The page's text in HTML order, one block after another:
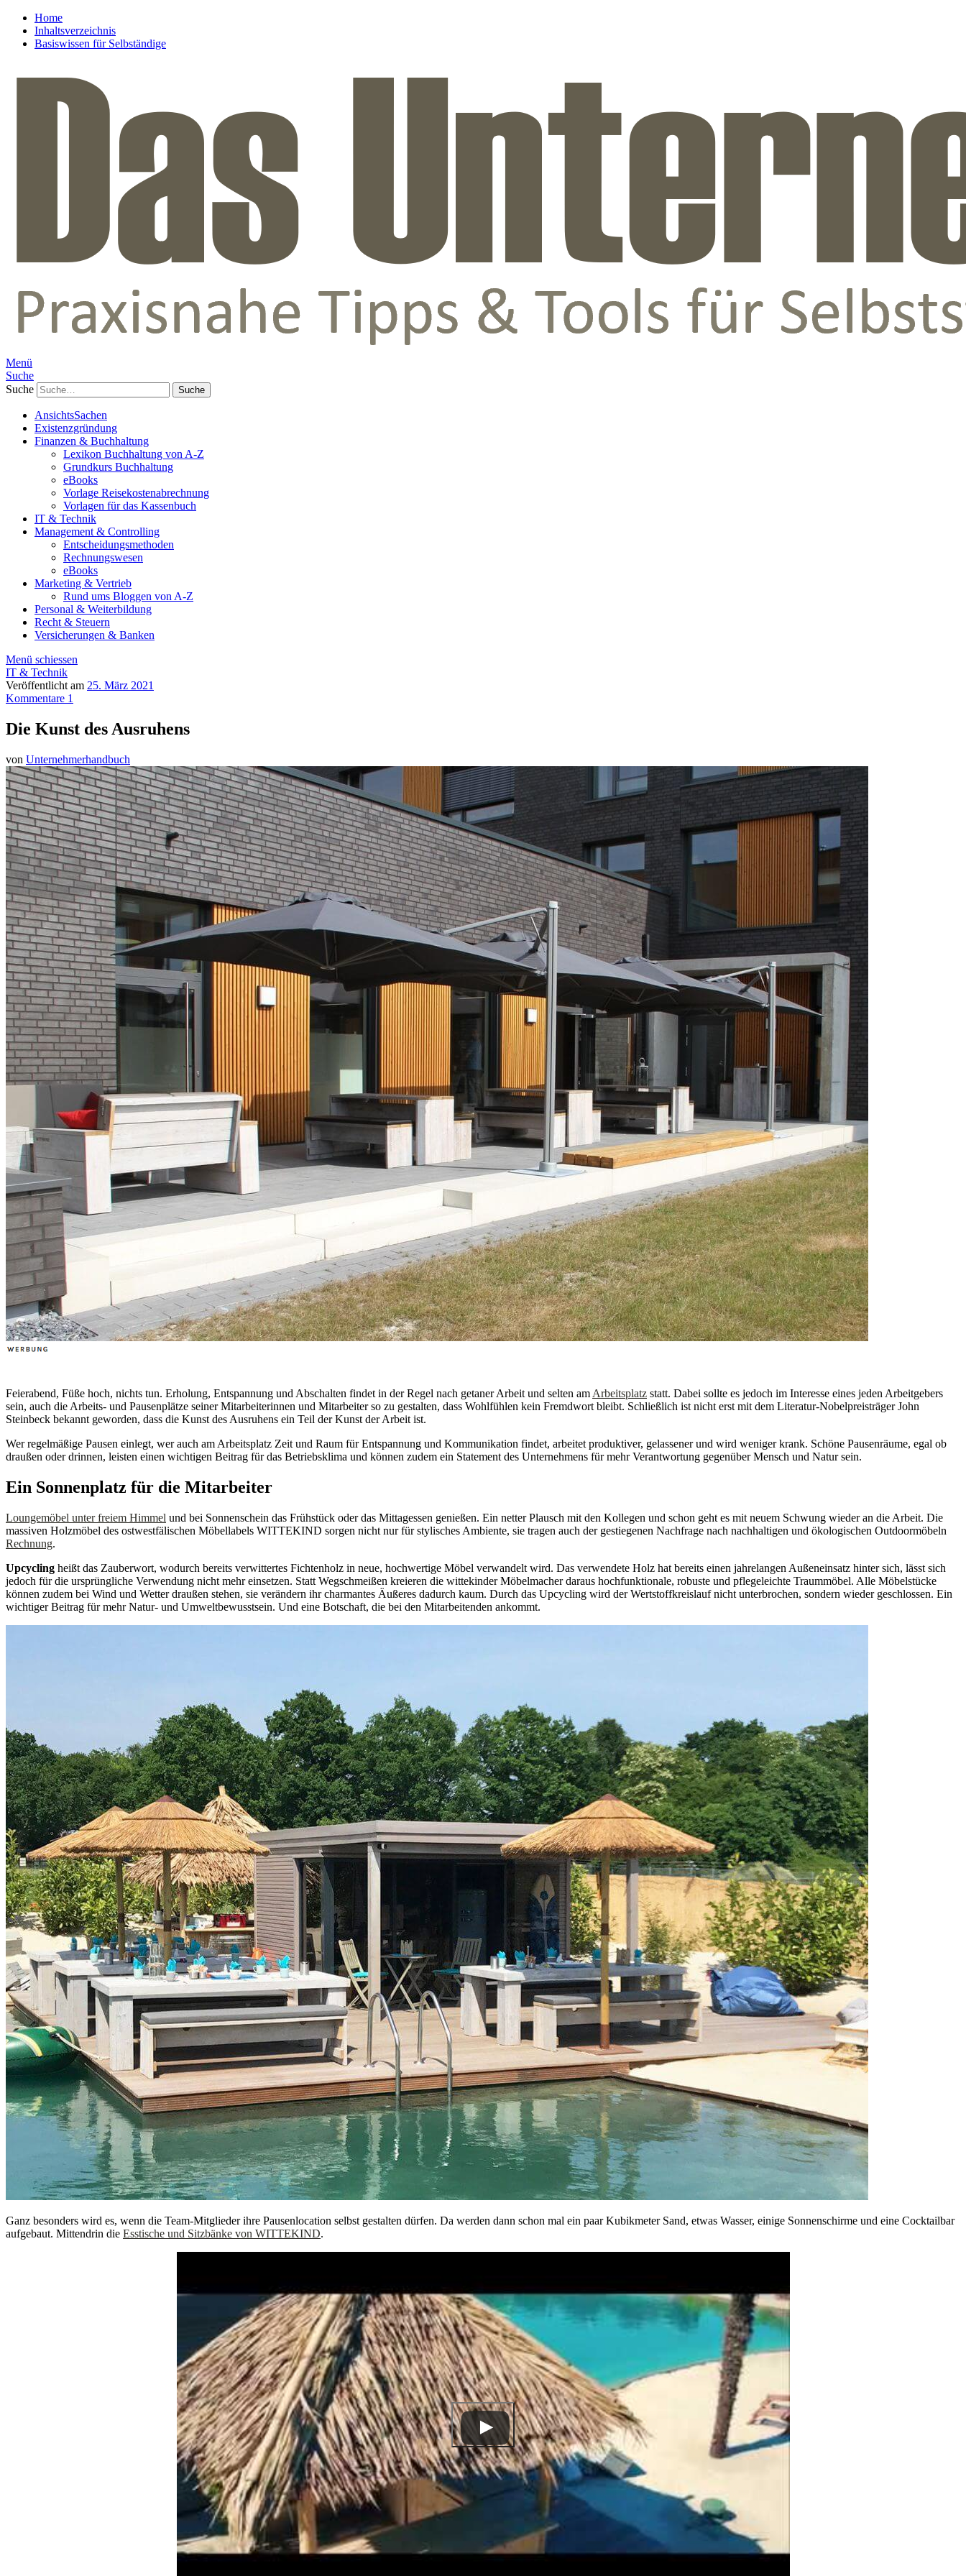
Home
Inhaltsverzeichnis
Basiswissen für Selbständige
Menü
Suche
Suche
AnsichtsSachen
Existenzgründung
Finanzen & Buchhaltung
Lexikon Buchhaltung von A-Z
Grundkurs Buchhaltung
eBooks
Vorlage Reisekostenabrechnung
Vorlagen für das Kassenbuch
IT & Technik
Management & Controlling
Entscheidungsmethoden
Rechnungswesen
eBooks
Marketing & Vertrieb
Rund ums Bloggen von A-Z
Personal & Weiterbildung
Recht & Steuern
Versicherungen & Banken
Menü schiessen
IT & Technik
Veröffentlicht am 25. März 2021
Kommentare 1
Die Kunst des Ausruhens
von Unternehmerhandbuch
Feierabend, Füße hoch, nichts tun. Erholung, Entspannung und Abschalten findet in der Regel nach getaner Arbeit und selten am Arbeitsplatz statt. Dabei sollte es jedoch im Interesse eines jeden Arbeitgebers
sein, auch die Arbeits- und Pausenplätze seiner Mitarbeiterinnen und Mitarbeiter so zu gestalten, dass Wohlfühlen kein Fremdwort bleibt. Schließlich ist nicht erst mit dem Literatur-Nobelpreisträger John
Steinbeck bekannt geworden, dass die Kunst des Ausruhens ein Teil der Kunst der Arbeit ist.
Wer regelmäßige Pausen einlegt, wer auch am Arbeitsplatz Zeit und Raum für Entspannung und Kommunikation findet, arbeitet produktiver, gelassener und wird weniger krank. Schöne Pausenräume, egal ob
draußen oder drinnen, leisten einen wichtigen Beitrag für das Betriebsklima und können zudem ein Statement des Unternehmens für mehr Verantwortung gegenüber Mensch und Natur sein.
Ein Sonnenplatz für die Mitarbeiter
Loungemöbel unter freiem Himmel und bei Sonnenschein das Frühstück oder das Mittagessen genießen. Ein netter Plausch mit den Kollegen und schon geht es mit neuem Schwung wieder an die Arbeit. Die
massiven Holzmöbel des ostwestfälischen Möbellabels WITTEKIND sorgen nicht nur für stylisches Ambiente, sie tragen auch der gestiegenen Nachfrage nach nachhaltigen und ökologischen Outdoormöbeln
Rechnung.
Upcycling heißt das Zauberwort, wodurch bereits verwittertes Fichtenholz in neue, hochwertige Möbel verwandelt wird. Das verwendete Holz hat bereits einen jahrelangen Außeneinsatz hinter sich, lässt sich
jedoch für die ursprüngliche Verwendung nicht mehr einsetzen. Statt Wegschmeißen kreieren die wittekinder Möbelmacher daraus hochfunktionale, robuste und pflegeleichte Traummöbel. Alle Möbelstücke
können zudem bei Wind und Wetter draußen stehen, sie verändern ihr charmantes Äußeres dadurch kaum. Durch das Upcycling wird der Wertstoffkreislauf nicht unterbrochen, sondern wieder geschlossen. Ein
wichtiger Beitrag für mehr Natur- und Umweltbewusstsein. Und eine Botschaft, die bei den Mitarbeitenden ankommt.
Ganz besonders wird es, wenn die Team-Mitglieder ihre Pausenlocation selbst gestalten dürfen. Da werden dann schon mal ein paar Kubikmeter Sand, etwas Wasser, einige Sonnenschirme und eine Cocktailbar
aufgebaut. Mittendrin die Esstische und Sitzbänke von WITTEKIND.